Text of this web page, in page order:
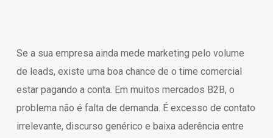
Se a sua empresa ainda mede marketing pelo volume
de leads, existe uma boa chance de o time comercial
estar pagando a conta. Em muitos mercados B2B, o
problema não é falta de demanda. É excesso de contato
irrelevante, discurso genérico e baixa aderência entre